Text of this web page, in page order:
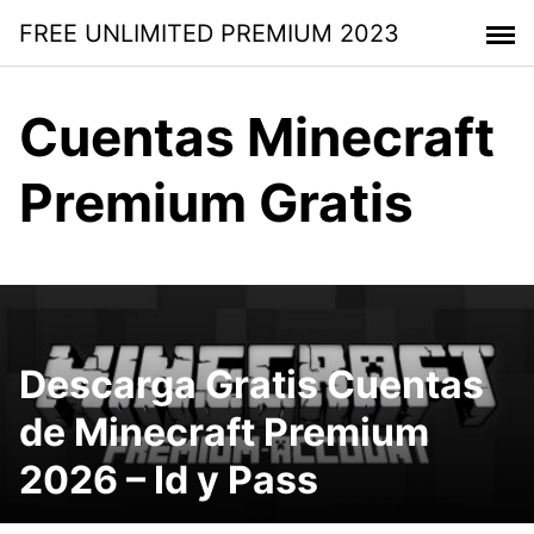
contenido
FREE UNLIMITED PREMIUM 2023
Cuentas Minecraft
Premium Gratis
Descarga Gratis Cuentas
de Minecraft Premium
2026 – Id y Pass